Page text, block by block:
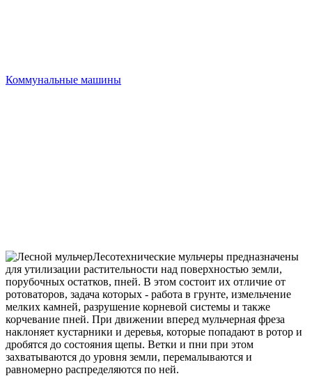
Коммунальные машины
Лесотехнические мульчеры предназначены
для утилизации растительности над поверхностью земли,
порубочных остатков, пней. В этом состоит их отличие от
ротоваторов, задача которых - работа в грунте, измельчение
мелких камней, разрушение корневой системы и также
корчевание пней. При движении вперед мульчерная фреза
наклоняет кустарники и деревья, которые попадают в ротор и
дробятся до состояния щепы. Ветки и пни при этом
захватываются до уровня земли, перемалываются и
равномерно распределяются по ней.